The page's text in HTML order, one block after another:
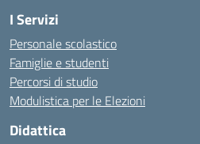
I Servizi
Personale scolastico
Famiglie e studenti
Percorsi di studio
Modulistica per le Elezioni
Didattica